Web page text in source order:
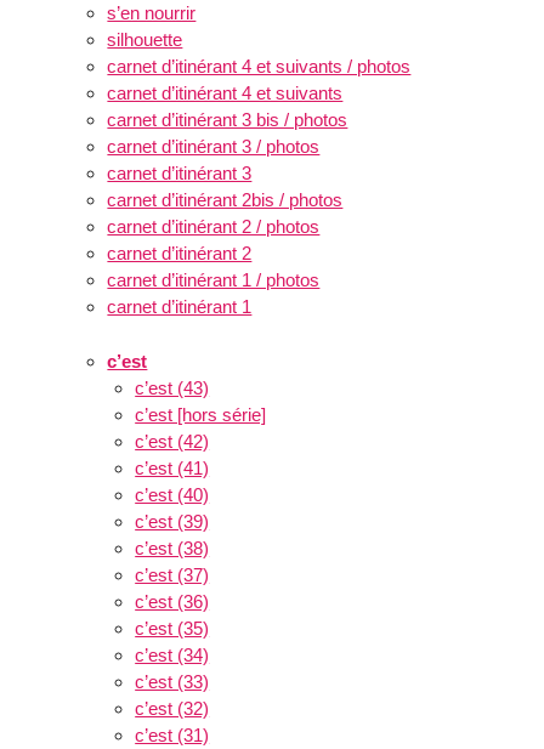
s’en nourrir
silhouette
carnet d’itinérant 4 et suivants / photos
carnet d’itinérant 4 et suivants
carnet d’itinérant 3 bis / photos
carnet d’itinérant 3 / photos
carnet d’itinérant 3
carnet d’itinérant 2bis / photos
carnet d’itinérant 2 / photos
carnet d’itinérant 2
carnet d’itinérant 1 / photos
carnet d’itinérant 1
c’est
c’est (43)
c’est [hors série]
c’est (42)
c’est (41)
c’est (40)
c’est (39)
c’est (38)
c’est (37)
c’est (36)
c’est (35)
c’est (34)
c’est (33)
c’est (32)
c’est (31)